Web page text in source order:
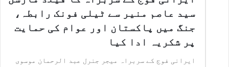
سید عاصم منیر سے ٹیلی فونک رابطہ،
جنگ میں پاکستان اور عوام کی حمایت
پر شکریہ ادا کیا
ایرانی فوج کے سربراہ میجر جنرل عبد الرحمان موسوی